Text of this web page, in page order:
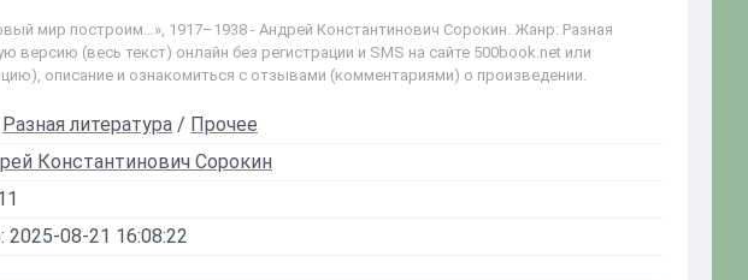
мир построим…», 1917–1938 - Андрей Константинович Сорокин. Жанр: Разная
(весь текст) онлайн без регистрации и SMS на сайте 500book.net или
описание и ознакомиться с отзывами (комментариями) о произведении.
Разная литература / Прочее
Константинович Сорокин
2025-08-21 16:08:22